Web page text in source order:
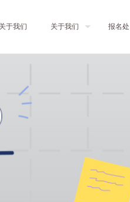
于我们 关于我们 报名处